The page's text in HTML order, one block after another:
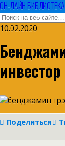
ОН-ЛАЙН БИБЛИОТЕКА
10.02.2020
Поделиться